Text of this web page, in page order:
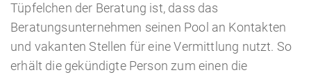
Tüpfelchen der Beratung ist, dass das
Beratungsunternehmen seinen Pool an Kontakten
und vakanten Stellen für eine Vermittlung nutzt. So
erhält die gekündigte Person zum einen die